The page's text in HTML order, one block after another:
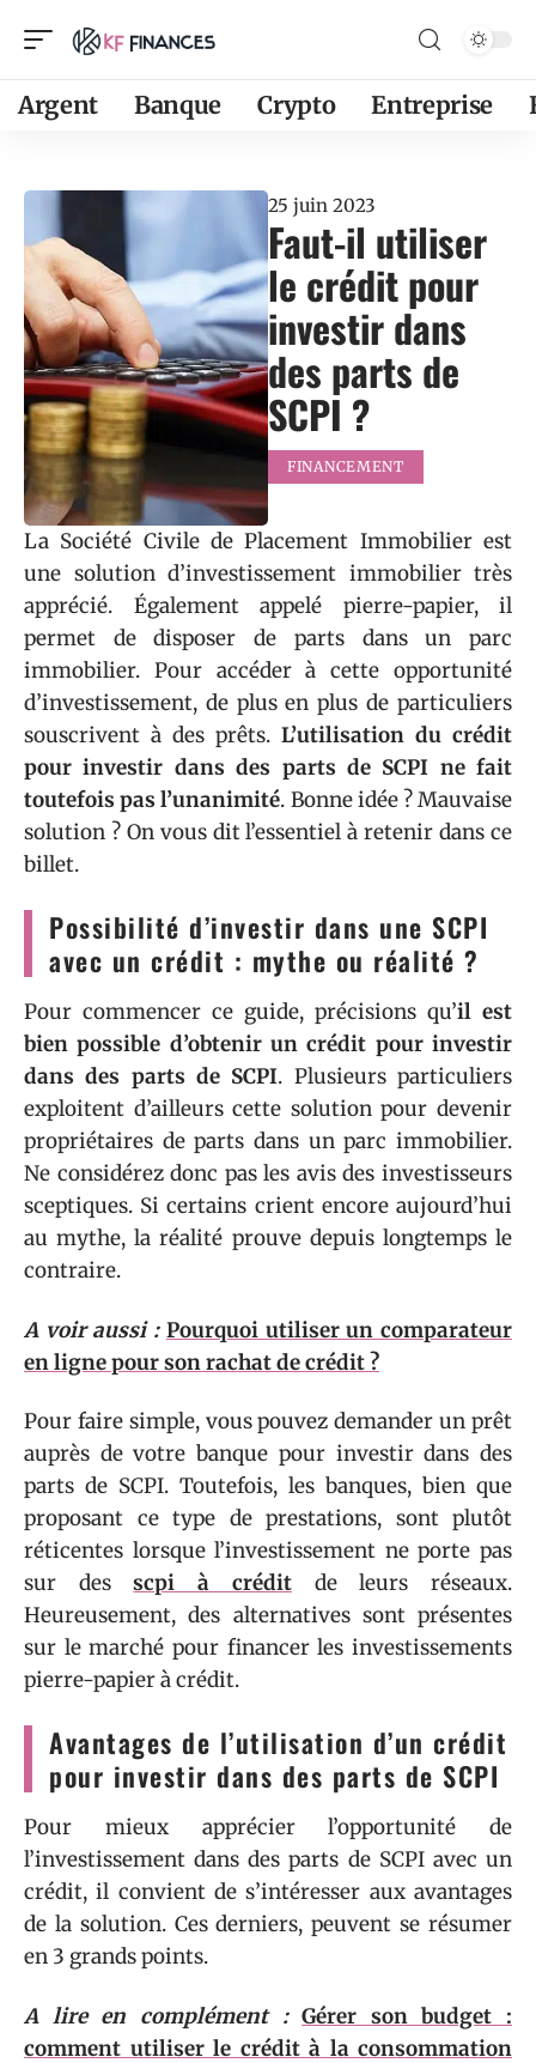
Argent Banque Crypto Entreprise
25 juin 2023
Faut-il utiliser
le crédit pour
investir dans
des parts de
SCPI ?
FINANCEMENT
La Société Civile de Placement Immobilier est
une solution d’investissement immobilier très
apprécié. Également appelé pierre-papier, il
permet de disposer de parts dans un parc
immobilier. Pour accéder à cette opportunité
d’investissement, de plus en plus de particuliers
souscrivent à des prêts. L’utilisation du crédit
pour investir dans des parts de SCPI ne fait
toutefois pas l’unanimité. Bonne idée ? Mauvaise
solution ? On vous dit l’essentiel à retenir dans ce
billet.
Possibilité d’investir dans une SCPI
avec un crédit : mythe ou réalité ?
Pour commencer ce guide, précisions qu’il est
bien possible d’obtenir un crédit pour investir
dans des parts de SCPI. Plusieurs particuliers
exploitent d’ailleurs cette solution pour devenir
propriétaires de parts dans un parc immobilier.
Ne considérez donc pas les avis des investisseurs
sceptiques. Si certains crient encore aujourd’hui
au mythe, la réalité prouve depuis longtemps le
contraire.
A voir aussi : Pourquoi utiliser un comparateur
en ligne pour son rachat de crédit ?
Pour faire simple, vous pouvez demander un prêt
auprès de votre banque pour investir dans des
parts de SCPI. Toutefois, les banques, bien que
proposant ce type de prestations, sont plutôt
réticentes lorsque l’investissement ne porte pas
sur desscpi à créditde leurs réseaux.
Heureusement, des alternatives sont présentes
sur le marché pour financer les investissements
pierre-papier à crédit.
Avantages de l’utilisation d’un crédit
pour investir dans des parts de SCPI
Pour mieux apprécier l’opportunité de
l’investissement dans des parts de SCPI avec un
crédit, il convient de s’intéresser aux avantages
de la solution. Ces derniers, peuvent se résumer
en 3 grands points.
A lire en complément : Gérer son budget :
comment utiliser le crédit à la consommation